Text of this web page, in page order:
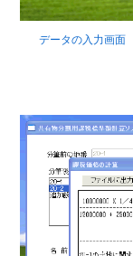
データの入力画面